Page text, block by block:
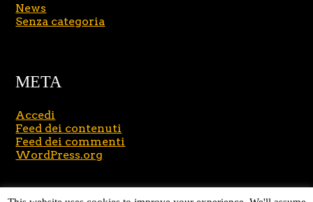
News
Senza categoria
META
Accedi
Feed dei contenuti
Feed dei commenti
WordPress.org
Copyright © 2026 Massimo Brusasco . All Rights